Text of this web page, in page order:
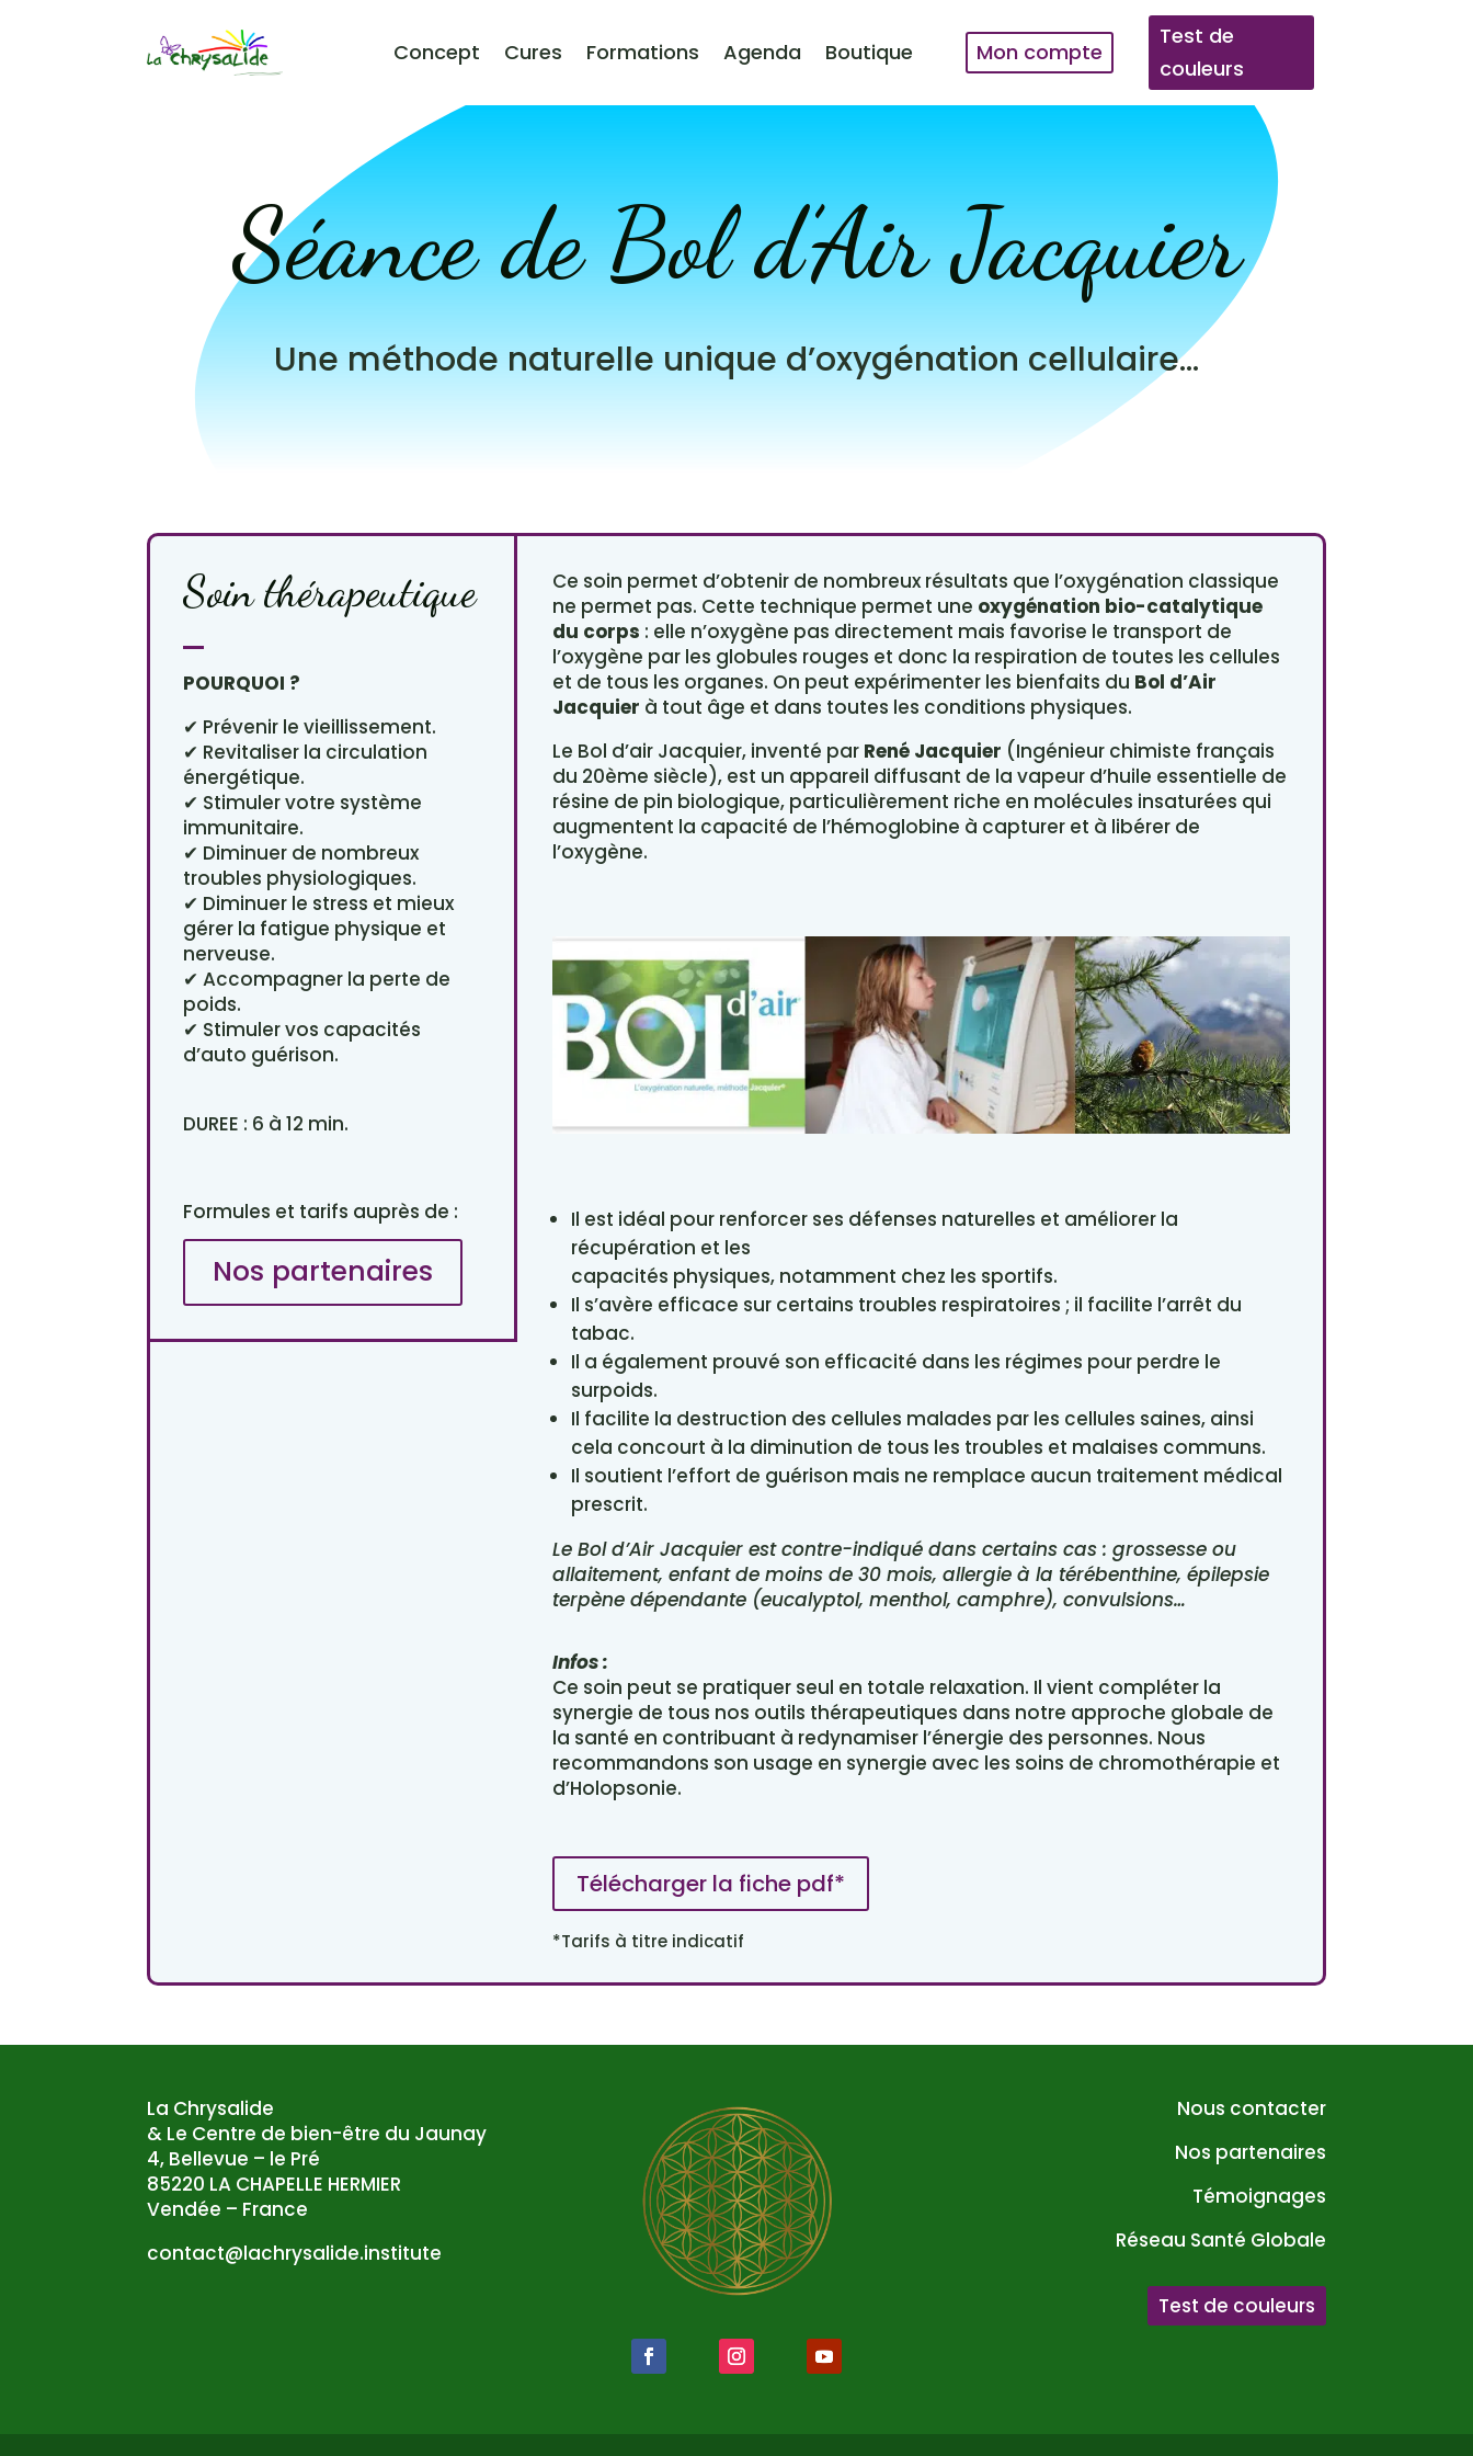
Concept Cures Formations Agenda Boutique Mon compte
Test de
couleurs
Séance de Bol d’Air Jacquier
Une méthode naturelle unique d’oxygénation cellulaire…
Soin thérapeutique
POURQUOI ?
✔ Prévenir le vieillissement.
✔ Revitaliser la circulation
énergétique.
✔ Stimuler votre système
immunitaire.
✔ Diminuer de nombreux
troubles physiologiques.
✔ Diminuer le stress et mieux
gérer la fatigue physique et
nerveuse.
✔ Accompagner la perte de
poids.
✔ Stimuler vos capacités
d’auto guérison.
DUREE : 6 à 12 min.
Formules et tarifs auprès de :
Nos partenaires
Ce soin permet d’obtenir de nombreux résultats que l’oxygénation classique
ne permet pas. Cette technique permet une oxygénation bio-catalytique
du corps : elle n’oxygène pas directement mais favorise le transport de
l’oxygène par les globules rouges et donc la respiration de toutes les cellules
et de tous les organes. On peut expérimenter les bienfaits du Bol d’Air
Jacquier à tout âge et dans toutes les conditions physiques.
Le Bol d’air Jacquier, inventé par René Jacquier (Ingénieur chimiste français
du 20ème siècle), est un appareil diffusant de la vapeur d’huile essentielle de
résine de pin biologique, particulièrement riche en molécules insaturées qui
augmentent la capacité de l’hémoglobine à capturer et à libérer de
l’oxygène.
Il est idéal pour renforcer ses défenses naturelles et améliorer la
récupération et les
capacités physiques, notamment chez les sportifs.
Il s’avère efficace sur certains troubles respiratoires ; il facilite l’arrêt du
tabac.
Il a également prouvé son efficacité dans les régimes pour perdre le
surpoids.
Il facilite la destruction des cellules malades par les cellules saines, ainsi
cela concourt à la diminution de tous les troubles et malaises communs.
Il soutient l’effort de guérison mais ne remplace aucun traitement médical
prescrit.
Le Bol d’Air Jacquier est contre-indiqué dans certains cas : grossesse ou
allaitement, enfant de moins de 30 mois, allergie à la térébenthine, épilepsie
terpène dépendante (eucalyptol, menthol, camphre), convulsions…
Infos :
Ce soin peut se pratiquer seul en totale relaxation. Il vient compléter la
synergie de tous nos outils thérapeutiques dans notre approche globale de
la santé en contribuant à redynamiser l’énergie des personnes. Nous
recommandons son usage en synergie avec les soins de chromothérapie et
d’Holopsonie.
Télécharger la fiche pdf*
*Tarifs à titre indicatif
La Chrysalide
& Le Centre de bien-être du Jaunay
4, Bellevue – le Pré
85220 LA CHAPELLE HERMIER
Vendée – France
etuti
tsni.
edila
syrhc
al@tc
atnoc
Nous contacter
Nos partenaires
Témoignages
Réseau Santé Globale
Test de couleurs